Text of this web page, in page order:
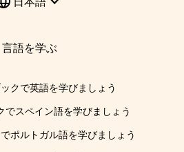
言語を学ぶ
クで英語を学びましょう
でスペイン語を学びましょう
ポルトガル語を学びましょう